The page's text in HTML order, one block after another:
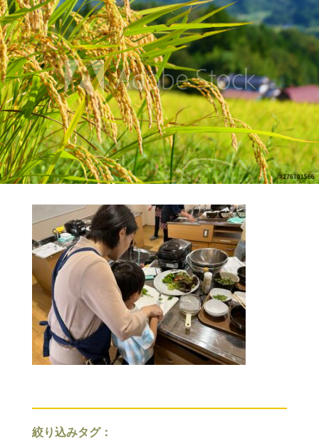
絞り込みタグ：